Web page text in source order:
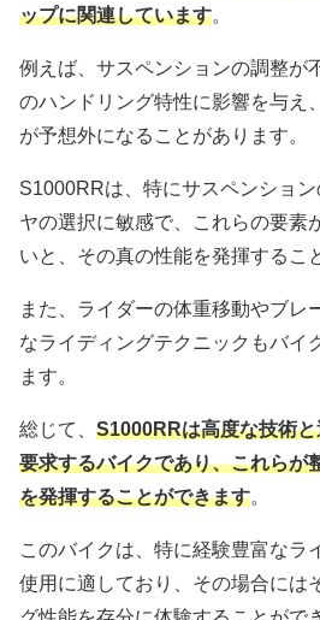
ップに関連しています。
例えば、サスペンションの調整が
のハンドリング特性に影響を与え
が予想外になることがあります。
S1000RRは、特にサスペンショ
ヤの選択に敏感で、これらの要素
いと、その真の性能を発揮するこ
また、ライダーの体重移動やブレ
なライディングテクニックもバイ
ます。
総じて、 S1000RRは高度な技術
要求するバイクであり、これらが
を発揮することができます。
このバイクは、特に経験豊富なラ
使用に適しており、その場合には